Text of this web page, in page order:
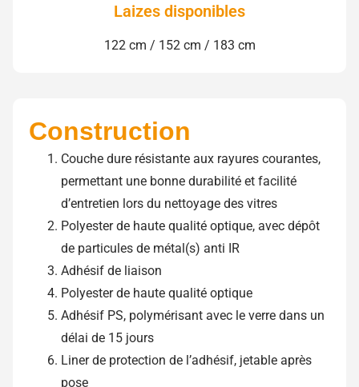
Laizes disponibles
122 cm / 152 cm / 183 cm
Construction
Couche dure résistante aux rayures courantes,
permettant une bonne durabilité et facilité
d’entretien lors du nettoyage des vitres
Polyester de haute qualité optique, avec dépôt
de particules de métal(s) anti IR
Adhésif de liaison
Polyester de haute qualité optique
Adhésif PS, polymérisant avec le verre dans un
délai de 15 jours
Liner de protection de l’adhésif, jetable après
pose